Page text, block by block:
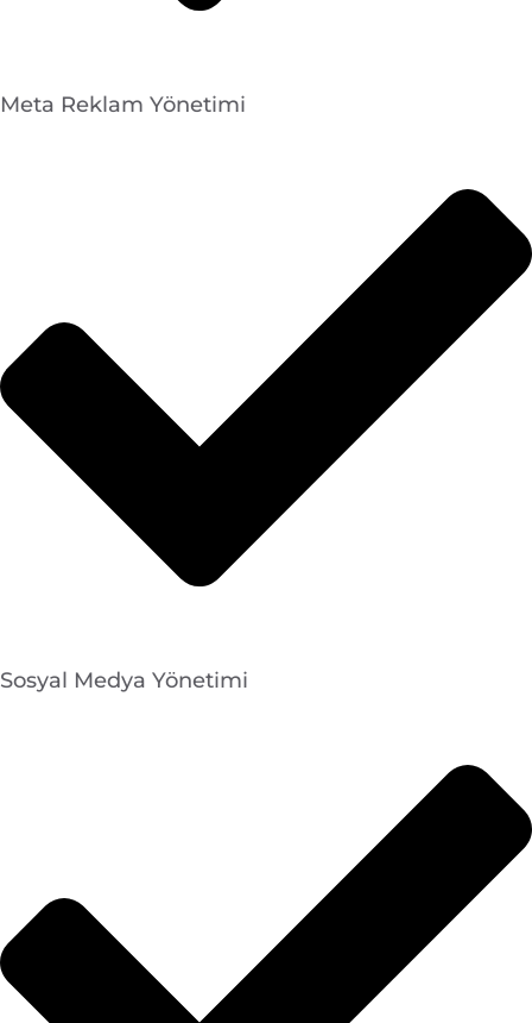
Meta Reklam Yönetimi
Sosyal Medya Yönetimi